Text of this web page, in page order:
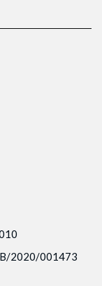
B/2020/001473